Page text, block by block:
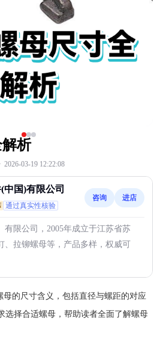
析
· 2026-03-19 12:22:08
中国)有限公司
通过真实性核验
咨询 进店
有限公司，2005年成立于江苏省苏
、拉铆螺母等，产品多样，权威可
母的尺寸含义，包括直径与螺距的对应
选择合适螺母，帮助读者全面了解螺母